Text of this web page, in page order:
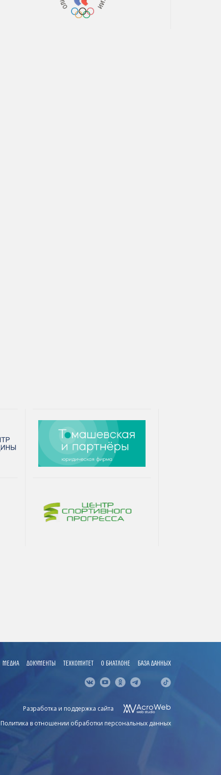
МЕДИА ДОКУМЕНТЫ ТЕХКОМИТЕТ О БИАТЛОНЕ БАЗА ДАННЫХ
Разработка и поддержка сайта
Политика в отношении обработки персональных данных